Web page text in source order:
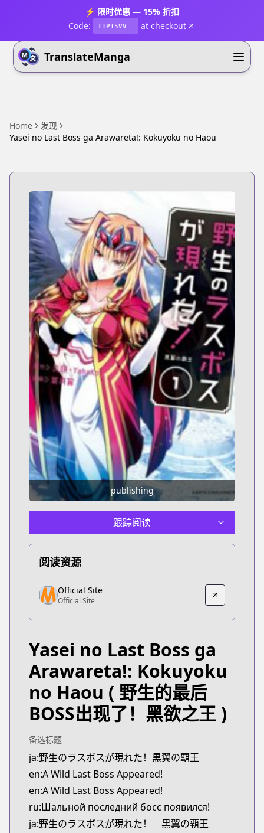
⚡ 限时优惠 — 15% 折扣
Code:
T1P15VV at checkout
TranslateManga
Home
发现
Yasei no Last Boss ga Arawareta!: Kokuyoku no Haou
publishing
跟踪阅读
阅读资源
Official Site
Official Site
https://www.comic-earthstar.jp/detail/
Official Site
Official Site
Yasei no Last Boss ga
Arawareta!: Kokuyoku
no Haou ( 野生的最后
BOSS出现了！黑欲之王 )
备选标题
ja:野生のラスボスが現れた！黒翼の覇王
en:A Wild Last Boss Appeared!
en:A Wild Last Boss Appeared!
ru:Шальной последний босс появился!
ja:野生のラスボスが現れた！ 黒翼の覇王